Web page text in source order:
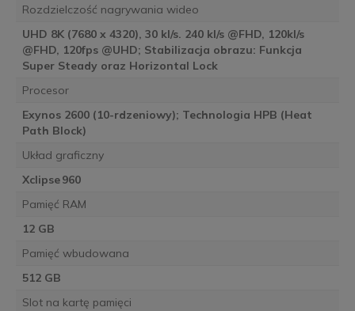
Rozdzielczość nagrywania wideo
UHD 8K (7680 x 4320), 30 kl/s. 240 kl/s @FHD, 120kl/s
@FHD, 120fps @UHD; Stabilizacja obrazu: Funkcja
Super Steady oraz Horizontal Lock
Procesor
Exynos 2600 (10-rdzeniowy); Technologia HPB (Heat
Path Block)
Układ graficzny
Xclipse 960
Pamięć RAM
12 GB
Pamięć wbudowana
512 GB
Slot na kartę pamięci